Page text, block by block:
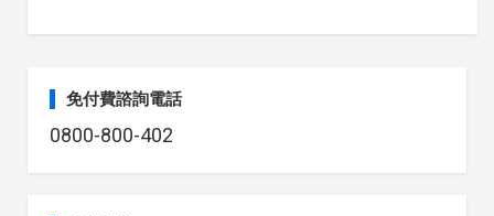
免付費諮詢電話
0800-800-402